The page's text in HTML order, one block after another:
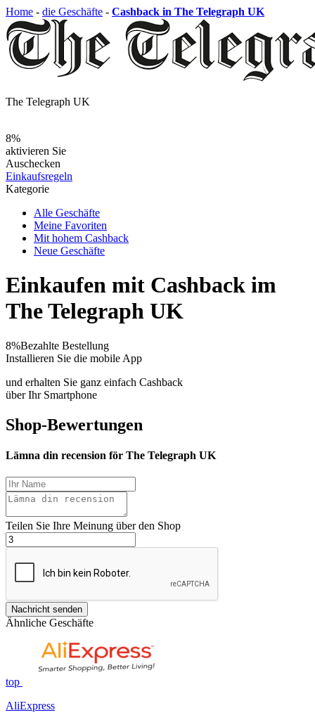
Home - die Geschäfte - Cashback in The Telegraph UK
The Telegraph UK
8%
aktivieren Sie
Auschecken
Einkaufsregeln
Kategorie
Alle Geschäfte
Meine Favoriten
Mit hohem Cashback
Neue Geschäfte
Einkaufen mit Cashback im
The Telegraph UK
8%Bezahlte Bestellung
Installieren Sie die mobile App
und erhalten Sie ganz einfach Cashback
über Ihr Smartphone
Shop-Bewertungen
Lämna din recension för The Telegraph UK
Teilen Sie Ihre Meinung über den Shop
Nachricht senden
Ähnliche Geschäfte
top
AliExpress